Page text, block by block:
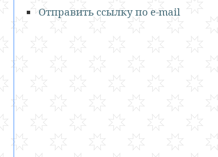
Отправить ссылку по e-mail